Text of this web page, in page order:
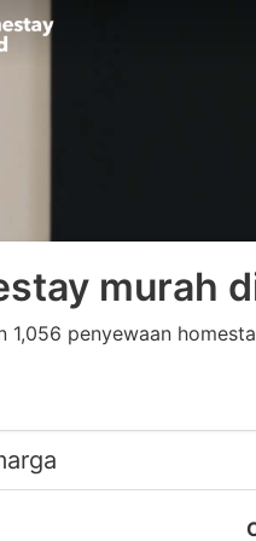
murah
1,056 penyewaan